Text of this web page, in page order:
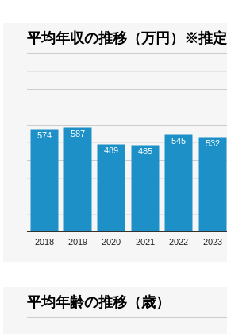
平均年収の推移（万円）※推定
2018 2019 2020 2021 2022 2023
574
587
489
485
545 532
平均年齢の推移（歳）